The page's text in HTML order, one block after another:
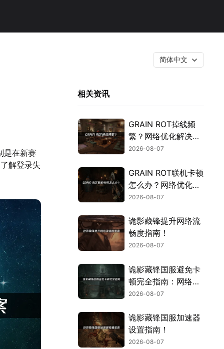
简体中文
是在新赛
解登录失
相关资讯
GRAIN ROT掉线频
繁？网络优化解决指
南！
2026-08-07
GRAIN ROT联机卡顿
怎么办？网络优化解
决方案！
2026-08-07
诡影藏锋提升网络流
畅度指南！
2026-08-07
诡影藏锋国服避免卡
顿完全指南：网络优
化与解决技巧！
2026-08-07
诡影藏锋国服加速器
设置指南！
2026-08-07